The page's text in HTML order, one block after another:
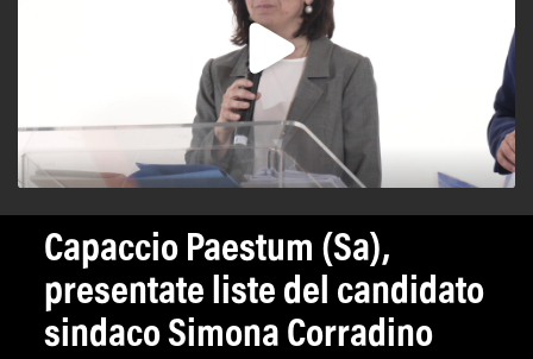
Capaccio Paestum (Sa),
presentate liste del candidato
sindaco Simona Corradino